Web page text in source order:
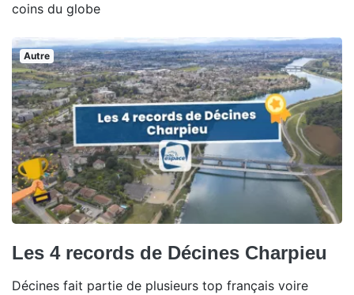
coins du globe
Autre
Les 4 records de Décines Charpieu
Décines fait partie de plusieurs top français voire